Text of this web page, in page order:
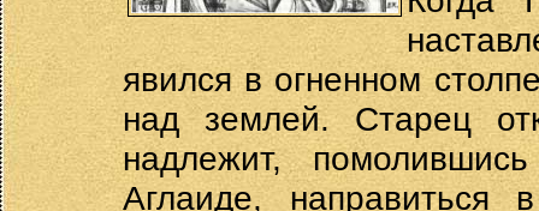
явился в огненном
над землей. Старец
надлежит,
Аглаиде, направиться